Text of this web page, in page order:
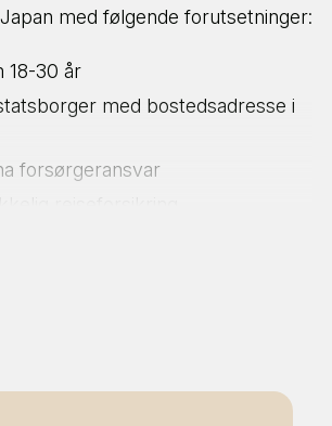
med følgende forutsetninger:
18-30 år
med bostedsadresse i
forsørgeransvar
og videoer som viser hvordan